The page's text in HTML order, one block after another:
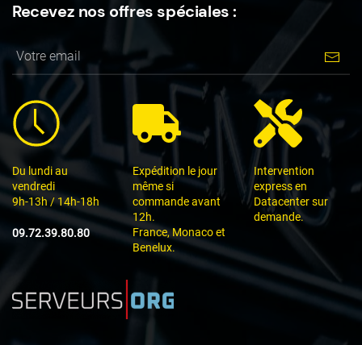
Recevez nos offres spéciales :
Du lundi au
vendredi
9h-13h / 14h-18h
09.72.39.80.80
Expédition le jour
même si
commande avant
12h.
France, Monaco et
Benelux.
Intervention
express en
Datacenter sur
demande.